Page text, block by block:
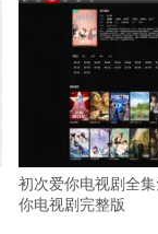
初次爱你电视剧全
你电视剧完整版